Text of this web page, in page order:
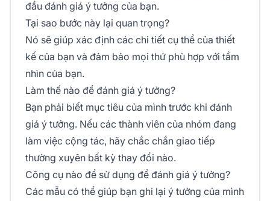
đầu đánh giá ý tưởng của bạn.
Tại sao bước này lại quan trọng?
Nó sẽ giúp xác định các chi tiết cụ thể của thiết
kế của bạn và đảm bảo mọi thứ phù hợp với tầm
nhìn của bạn.
Làm thế nào để đánh giá ý tưởng?
Bạn phải biết mục tiêu của mình trước khi đánh
giá ý tưởng. Nếu các thành viên của nhóm đang
làm việc cộng tác, hãy chắc chắn giao tiếp
thường xuyên bất kỳ thay đổi nào.
Công cụ nào để sử dụng để đánh giá ý tưởng?
Các mẫu có thể giúp bạn ghi lại ý tưởng của mình